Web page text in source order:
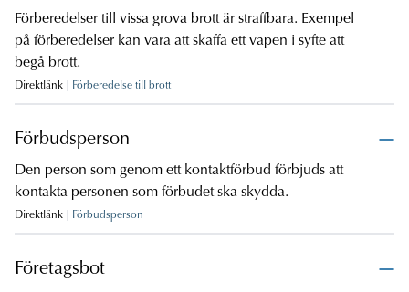
Förberedelser till vissa grova brott är straffbara. Exempel
på förberedelser kan vara att skaffa ett vapen i syfte att
begå brott.
Direktlänk Förberedelse till brott
Förbudsperson
Den person som genom ett kontaktförbud förbjuds att
kontakta personen som förbudet ska skydda.
Direktlänk Förbudsperson
Företagsbot